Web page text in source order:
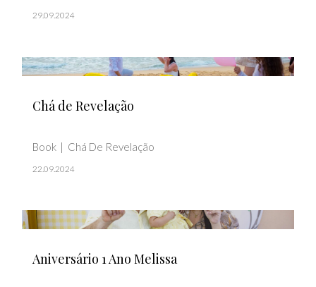
29.09.2024
Chá de Revelação
Book Chá De Revelação
22.09.2024
Aniversário 1 Ano Melissa